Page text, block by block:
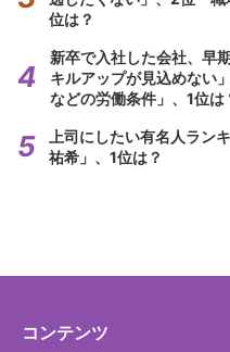
位は？
新卒で入社した会社、早
キルアップが見込めない
などの労働条件」、1位は
上司にしたい有名人ラ
祐希」、1位は？
コンテンツ